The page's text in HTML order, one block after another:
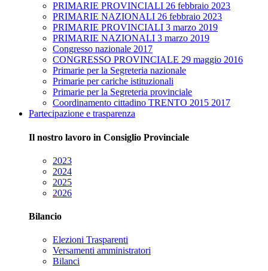
PRIMARIE PROVINCIALI 26 febbraio 2023
PRIMARIE NAZIONALI 26 febbraio 2023
PRIMARIE PROVINCIALI 3 marzo 2019
PRIMARIE NAZIONALI 3 marzo 2019
Congresso nazionale 2017
CONGRESSO PROVINCIALE 29 maggio 2016
Primarie per la Segreteria nazionale
Primarie per cariche istituzionali
Primarie per la Segreteria provinciale
Coordinamento cittadino TRENTO 2015 2017
Partecipazione e trasparenza
Il nostro lavoro in Consiglio Provinciale
2023
2024
2025
2026
Bilancio
Elezioni Trasparenti
Versamenti amministratori
Bilanci